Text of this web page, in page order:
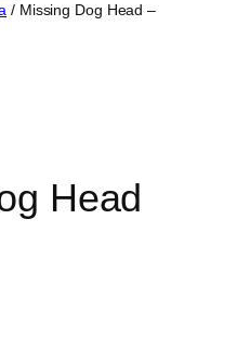
/ Missing Dog Head –
Head